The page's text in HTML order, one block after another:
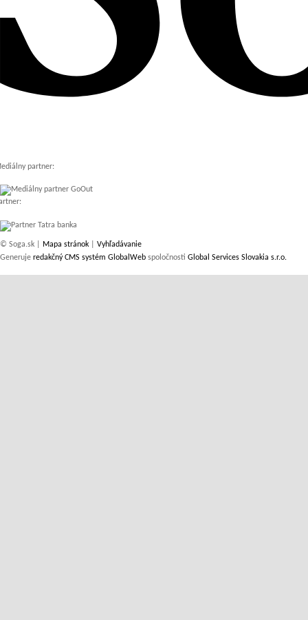
partner:
© Soga.sk | Mapa stránok
Vyhľadávanie
Generuje redakčný CMS systém GlobalWeb spoločnosti Global Services Slovakia s.r.o.